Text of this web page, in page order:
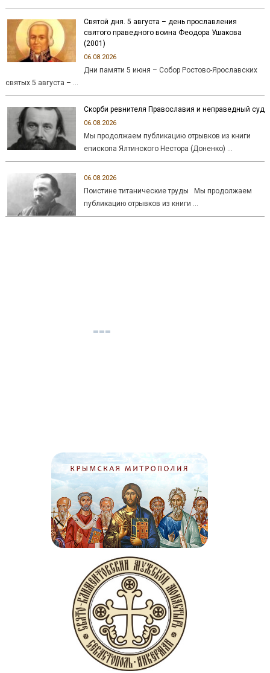
Святой дня. 5 августа – день прославления
святого праведного воина Феодора Ушакова
(2001)
06.08.2026
Дни памяти 5 июня – Собор Ростово-Ярославских
святых 5 августа – …
Скорби ревнителя Православия и неправедный суд
06.08.2026
Мы продолжаем публикацию отрывков из книги
епископа Ялтинского Нестора (Доненко) …
06.08.2026
Поистине титанические труды Мы продолжаем
публикацию отрывков из книги …